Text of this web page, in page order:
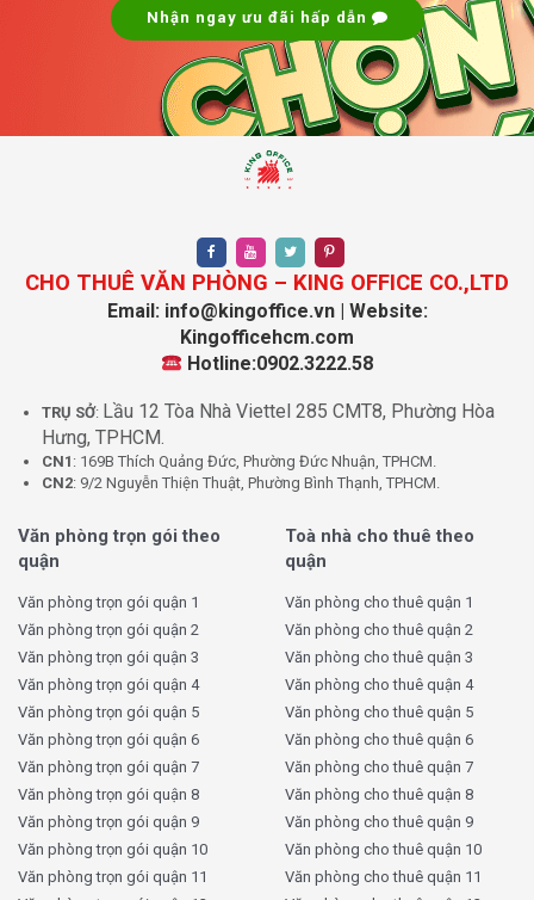
Nhận ngay ưu đãi hấp dẫn
CHO THUÊ VĂN PHÒNG – KING OFFICE CO.,LTD
Email: info@kingoffice.vn | Website:
Kingofficehcm.com
Hotline:0902.3222.58
TRỤ SỞ: Lầu 12 Tòa Nhà Viettel 285 CMT8, Phường Hòa
Hưng, TPHCM.
CN1 : 169B Thích Quảng Đức, Phường Đức Nhuận, TPHCM.
CN2: 9/2 Nguyễn Thiện Thuật, Phường Bình Thạnh, TPHCM.
Văn phòng trọn gói theo
quận
Văn phòng trọn gói quận 1
Văn phòng trọn gói quận 2
Văn phòng trọn gói quận 3
Văn phòng trọn gói quận 4
Văn phòng trọn gói quận 5
Văn phòng trọn gói quận 6
Văn phòng trọn gói quận 7
Văn phòng trọn gói quận 8
Văn phòng trọn gói quận 9
Văn phòng trọn gói quận 10
Văn phòng trọn gói quận 11
Toà nhà cho thuê theo
quận
Văn phòng cho thuê quận 1
Văn phòng cho thuê quận 2
Văn phòng cho thuê quận 3
Văn phòng cho thuê quận 4
Văn phòng cho thuê quận 5
Văn phòng cho thuê quận 6
Văn phòng cho thuê quận 7
Văn phòng cho thuê quận 8
Văn phòng cho thuê quận 9
Văn phòng cho thuê quận 10
Văn phòng cho thuê quận 11